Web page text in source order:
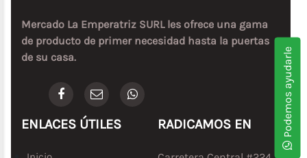
Podemos ayudarle
Mercado La Emperatriz SURL les ofrece una gama
de producto de primer necesidad hasta la puertas
de su casa.
ENLACES ÚTILES RADICAMOS EN